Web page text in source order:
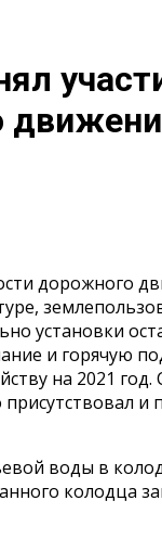
дорожного
установки
и горячую
на 2021 год.
воды в
колодца